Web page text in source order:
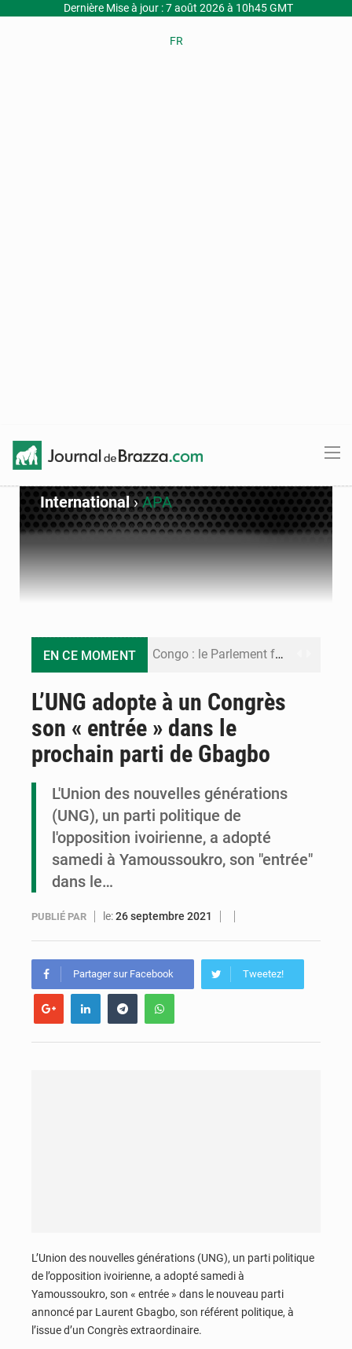
Dernière Mise à jour : 7 août 2026 à 10h45 GMT
FR
International›APA
EN CE MOMENT Congo : le Parlement formule 28 recommandations sur le Cadre budgétaire 2027-2029
Le Congo se dote d’un programme national pour valoriser les produits forestiers non ligneux
L’UNG adopte à un Congrès
son « entrée » dans le
prochain parti de Gbagbo
L'Union des nouvelles générations
(UNG), un parti politique de
l'opposition ivoirienne, a adopté
samedi à Yamoussoukro, son "entrée"
dans le…
PUBLIÉ PAR le:26 septembre 2021
Partager sur Facebook Tweetez!
L’Union des nouvelles générations (UNG), un parti politique
de l’opposition ivoirienne, a adopté samedi à
Yamoussoukro, son « entrée » dans le nouveau parti
annoncé par Laurent Gbagbo, son référent politique, à
l’issue d’un Congrès extraordinaire.